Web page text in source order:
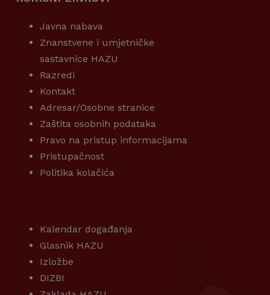
Javna nabava
Znanstvene i umjetničke
sastavnice HAZU
Razredi
Kontakt
Adresar/Osobne stranice
Zaštita osobnih podataka
Pravo na pristup informacijama
Pristupačnost
Politika kolačića
Kalendar događanja
Glasnik HAZU
Izložbe
DIZBI